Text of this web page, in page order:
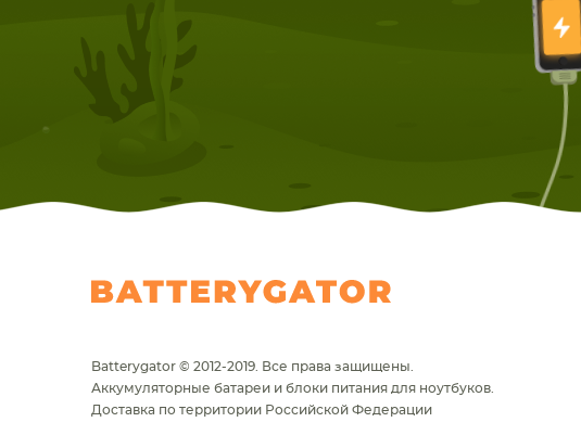
Batterygator © 2012-2019. Все права защищены.
Аккумуляторные батареи и блоки питания для ноутбуков.
Доставка по территории Российской Федерации